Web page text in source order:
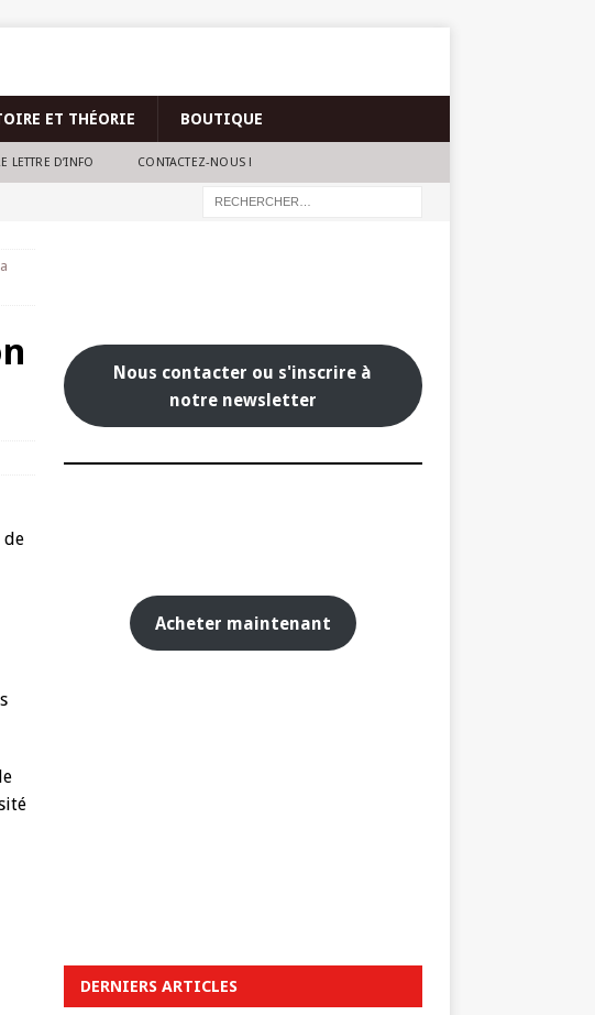
ET THÉORIE BOUTIQUE
LETTRE D’INFO CONTACTEZ-NOUS !
de
Nous contacter ou s'inscrire à
notre newsletter
Acheter maintenant
DERNIERS ARTICLES